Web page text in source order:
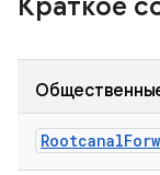
Краткое
Rootcanal